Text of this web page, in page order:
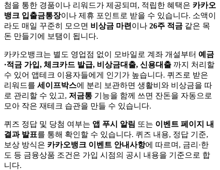
첨을 통한 경품이나 리워드가 제공되며, 적립한 혜택은 카카오
뱅크 입출금통장이나 제휴 포인트로 받을 수 있습니다. 소액이
라도 매일 꾸준히 모으면 비상금 마련 이나 26주 적금 같은 목
돈 만들기에 보탬이 됩니다.
카카오뱅크는 별도 영업점 없이 모바일로 계좌 개설부터 예금
·적금 가입, 체크카드 발급, 비상금대출, 신용대출 까지 처리할
수 있어 앱테크 이용자들에게 인기가 높습니다. 퀴즈로 받은
리워드를 세이프박스에 분리 보관하면 생활비와 비상금을 따
로 관리할 수 있고, 저금통 기능을 함께 쓰면 잔돈을 자동으로
모아 작은 재테크 습관을 만들 수 있습니다.
퀴즈 정답 및 당첨 여부는 앱 푸시 알림 또는 이벤트 페이지 내
결과 발표를 통해 확인할 수 있습니다. 퀴즈 내용, 정답 기준,
보상 방식은 카카오뱅크 이벤트 안내사항에 따르며, 금리·한
도 등 금융상품 조건은 가입 시점의 공시 내용을 기준으로 합
니다.